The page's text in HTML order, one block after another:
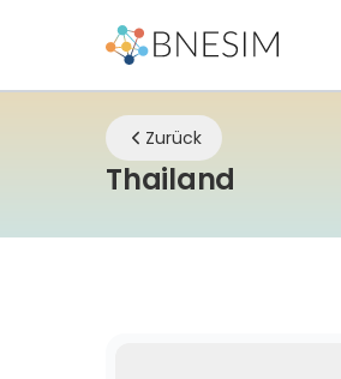
Zurück
Thailand eSIM